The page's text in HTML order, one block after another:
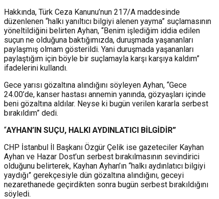
Hakkında, Türk Ceza Kanunu’nun 217/A maddesinde
düzenlenen “halkı yanıltıcı bilgiyi alenen yayma” suçlamasının
yöneltildiğini belirten Ayhan, “Benim işlediğim iddia edilen
suçun ne olduğuna baktığımızda, duruşmada yaşananları
paylaşmış olmam gösterildi. Yani duruşmada yaşananları
paylaştığım için böyle bir suçlamayla karşı karşıya kaldım”
ifadelerini kullandı.
Gece yarısı gözaltına alındığını söyleyen Ayhan, “Gece
24.00’de, kanser hastası annemin yanında, gözyaşları içinde
beni gözaltına aldılar. Neyse ki bugün verilen kararla serbest
bırakıldım” dedi.
“AYHAN’IN SUÇU, HALKI AYDINLATICI BİLGİDİR”
CHP İstanbul İl Başkanı Özgür Çelik ise gazeteciler Kayhan
Ayhan ve Hazar Dost’un serbest bırakılmasının sevindirici
olduğunu belirterek, Kayhan Ayhan’ın “halkı aydınlatıcı bilgiyi
yaydığı” gerekçesiyle dün gözaltına alındığını, geceyi
nezarethanede geçirdikten sonra bugün serbest bırakıldığını
söyledi.